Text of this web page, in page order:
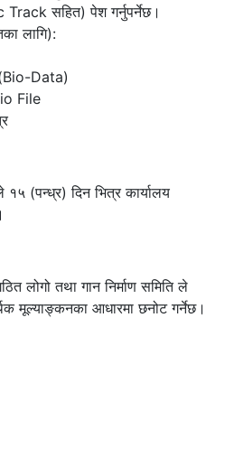
सहित) पेश गर्नुपर्नेछ।
लागि):
(Bio-Data)
File
(पन्ध्र) दिन भित्र कार्यालय
लोगो तथा गान निर्माण समिति ले
मूल्याङ्कनका आधारमा छनोट गर्नेछ।